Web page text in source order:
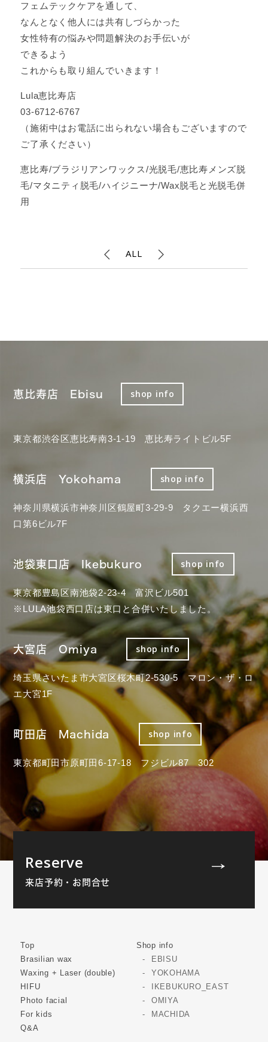
フェムテックケアを通して、
なんとなく他人には共有しづらかった
女性特有の悩みや問題解決のお手伝いが
できるよう
これからも取り組んでいきます！
Lula恵比寿店
03-6712-6767
（施術中はお電話に出られない場合もございますので
ご了承ください）
恵比寿/ブラジリアンワックス/光脱毛/恵比寿メンズ脱
毛/マタニティ脱毛/ハイジニーナ/Wax脱毛と光脱毛併
用
ALL
恵比寿店 Ebisu shop info
東京都渋谷区恵比寿南3-1-19 恵比寿ライトビル5F
横浜店 Yokohama shop info
神奈川県横浜市神奈川区鶴屋町3-29-9 タクエー横浜西
口第6ビル7F
池袋東口店 Ikebukuro shop info
東京都豊島区南池袋2-23-4 富沢ビル501
※LULA池袋西口店は東口と合併いたしました。
大宮店 Omiya shop info
埼玉県さいたま市大宮区桜木町2-530-5 マロン・ザ・ロ
エ大宮1F
町田店 Machida shop info
東京都町田市原町田6-17-18 フジビル87 302
Reserve
来店予約・お問合せ
Top
Brasilian wax
Waxing + Laser (double)
HIFU
Photo facial
For kids
Q&A
Shop info
EBISU
YOKOHAMA
IKEBUKURO_EAST
OMIYA
MACHIDA